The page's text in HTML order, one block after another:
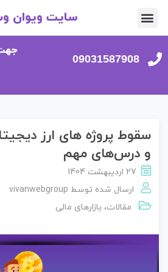
سایت ویوان
09031587908
سقوط پروژه‌ های ارز
و درس‌های مهم
27 اردیبهشت 1404
ارسال شده توسط vivanwebgroup
مقالات، بازارهای مالی